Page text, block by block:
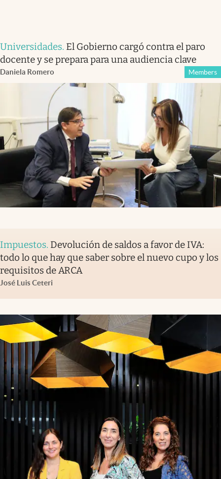
Universidades. El Gobierno cargó contra el paro
docente y se prepara para una audiencia clave
Daniela Romero Members
Impuestos. Devolución de saldos a favor de IVA:
todo lo que hay que saber sobre el nuevo cupo y los
requisitos de ARCA
José Luis Ceteri